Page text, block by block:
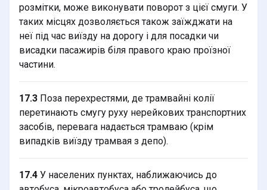
розмітки, може виконувати поворот з цієї смуги. У
таких місцях дозволяється також заїжджати на
неї під час виїзду на дорогу і для посадки чи
висадки пасажирів біля правого краю проїзної
частини.
17.3 Поза перехрестями, де трамвайні колії
перетинають смугу руху нерейкових транспортних
засобів, перевага надається трамваю (крім
випадків виїзду трамвая з депо).
17.4 У населених пунктах, наближаючись до